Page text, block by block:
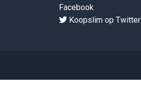
Facebook
Koopslim op Twitter